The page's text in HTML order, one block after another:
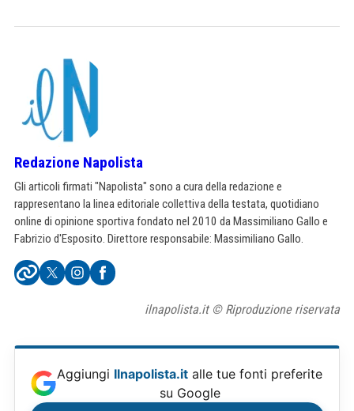
Redazione Napolista
Gli articoli firmati "Napolista" sono a cura della redazione e
rappresentano la linea editoriale collettiva della testata, quotidiano
online di opinione sportiva fondato nel 2010 da Massimiliano Gallo e
Fabrizio d'Esposito. Direttore responsabile: Massimiliano Gallo.
ilnapolista.it © Riproduzione riservata
Aggiungi Ilnapolista.it alle tue fonti preferite
su Google